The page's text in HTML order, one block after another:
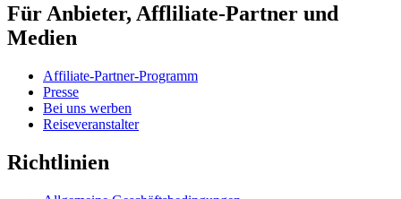
Für Anbieter, Affliliate-Partner und
Medien
Affiliate-Partner-Programm
Presse
Bei uns werben
Reiseveranstalter
Richtlinien